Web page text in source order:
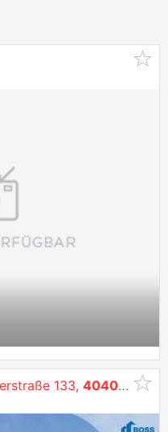
133, 4040 Linz